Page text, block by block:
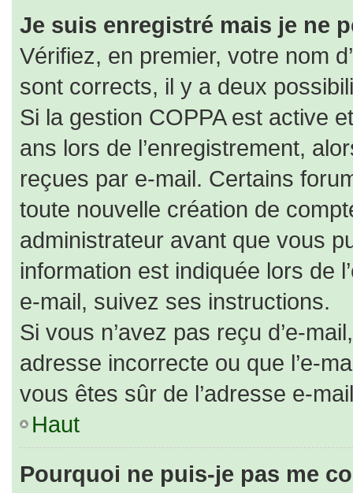
Je suis enregistré mais je ne
Vérifiez, en premier, votre nom
sont corrects, il y a deux
Si la gestion COPPA est active
ans lors de l’enregistrement,
reçues par e-mail. Certains
toute nouvelle création de
administrateur avant que vous
information est indiquée lors de
e-mail, suivez ses instructions.
Si vous n’avez pas reçu d’e-
adresse incorrecte ou que l’e-
vous êtes sûr de l’adresse e-
Haut
Pourquoi ne puis-je pas me